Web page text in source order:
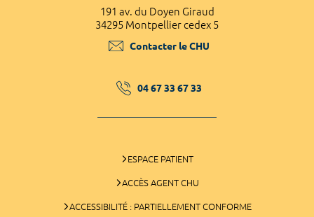
191 av. du Doyen Giraud
34295 Montpellier cedex 5
Contacter le CHU
04 67 33 67 33
ESPACE PATIENT
ACCÈS AGENT CHU
ACCESSIBILITÉ : PARTIELLEMENT CONFORME